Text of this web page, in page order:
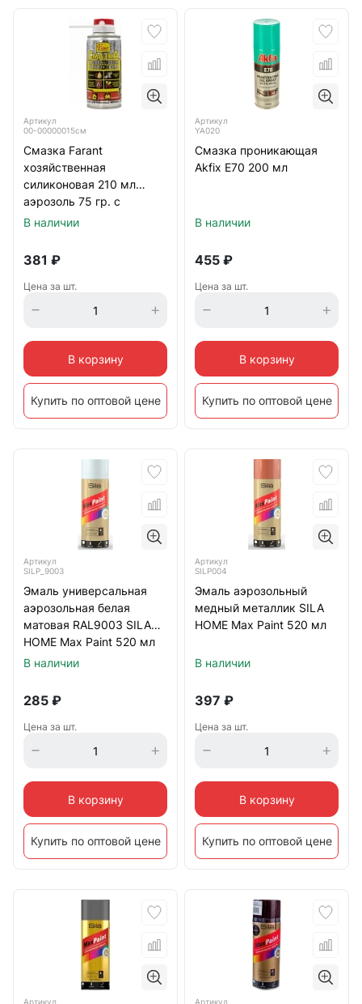
Артикул
00-00000015см
Смазка Farant
хозяйственная
силиконовая 210 мл
аэрозоль 75 гр. с
насадкой
В наличии
381 ₽
Цена за шт.
В корзину
Купить по оптовой цене
Артикул
YA020
Смазка проникающая
Akfix Е70 200 мл
В наличии
455 ₽
Цена за шт.
В корзину
Купить по оптовой цене
Артикул
SILP_9003
Эмаль универсальная
аэрозольная белая
матовая RAL9003 SILA
HOME Max Paint 520 мл
В наличии
285 ₽
Цена за шт.
В корзину
Купить по оптовой цене
Артикул
SILP004
Эмаль аэрозольный
медный металлик SILA
HOME Max Paint 520 мл
В наличии
397 ₽
Цена за шт.
В корзину
Купить по оптовой цене
Артикул Артикул